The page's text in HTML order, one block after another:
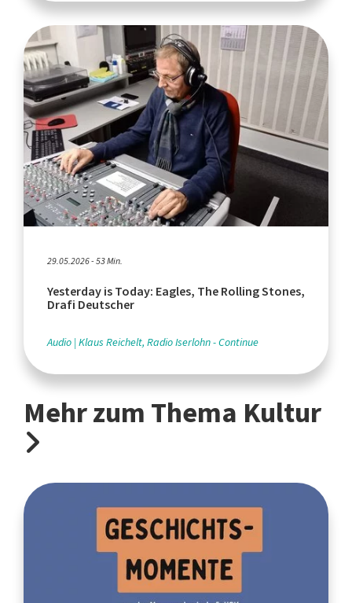
29.05.2026 - 53 Min.
Yesterday is Today: Eagles, The Rolling Stones,
Drafi Deutscher
Audio Klaus Reichelt, Radio Iserlohn - Continue
Mehr zum Thema Kultur